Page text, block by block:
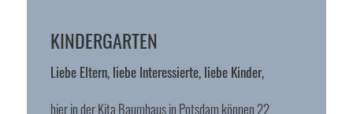
KINDERGARTEN
Liebe Eltern, liebe Interessierte, liebe Kinder,
hier in der Kita Baumhaus in Potsdam können 22